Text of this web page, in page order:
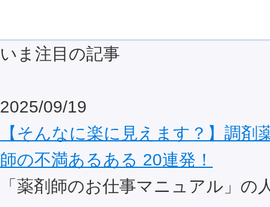
いま注目の記事
2025/09/19
【そんなに楽に見えます？】調剤
師の不満あるある 20連発！
「薬剤師のお仕事マニュアル」の